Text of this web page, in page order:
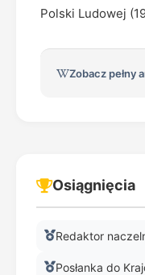
Polski Ludowej
Zobacz pełny
Osiągnięcia
Redaktor
Posłanka do